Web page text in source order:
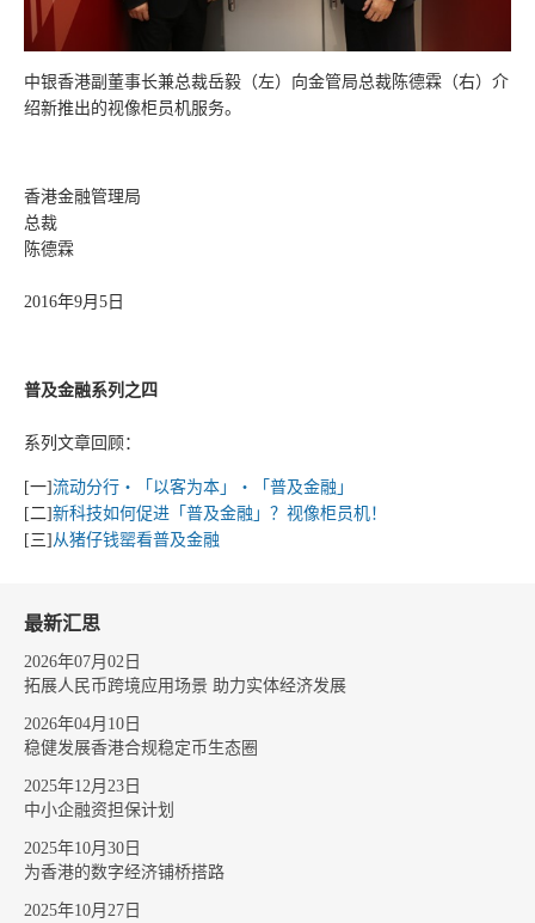
中银香港副董事长兼总裁岳毅（左）向金管局总裁陈德霖（右）介
绍新推出的视像柜员机服务。
香港金融管理局
总裁
陈德霖
2016年9月5日
普及金融系列之四
系列文章回顾：
[一]流动分行‧「以客为本」‧「普及金融」
[二]新科技如何促进「普及金融」？视像柜员机！
[三] 从猪仔钱罂看普及金融
最新汇思
2026年07月02日
拓展人民币跨境应用场景 助力实体经济发展
2026年04月10日
稳健发展香港合规稳定币生态圈
2025年12月23日
中小企融资担保计划
2025年10月30日
为香港的数字经济铺桥搭路
2025年10月27日